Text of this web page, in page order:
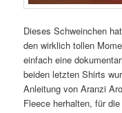
Dieses Schweinchen
den wirklich tollen
einfach eine
beiden letzten Shirts
Anleitung von Aranzi
Fleece herhalten, für